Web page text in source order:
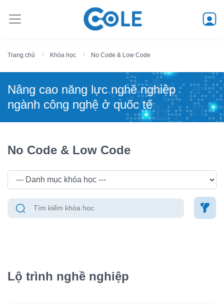
Trang chủ Khóa học No Code & Low Code
Nâng cao năng lực nghề nghiệp
ngành công nghệ ở quốc tế
No Code & Low Code
Lộ trình nghề nghiệp